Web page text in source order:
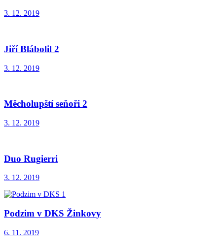
3. 12. 2019
Jiří Blábolil 2
3. 12. 2019
Měcholupští seňoři 2
3. 12. 2019
Duo Rugierri
3. 12. 2019
Podzim v DKS Žinkovy
6. 11. 2019